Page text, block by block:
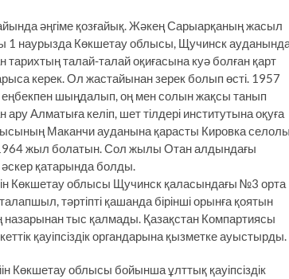
әңгіме қозғайық. Жәкең Сарыарқаның жасыл
1 наурызда Көкшетау облысы, Щучинск
тарихтың талай-талай оқиғасына куә болған қарт
керек. Ол жастайынан зерек болып өсті. 1957
еңбекпен шыңдалып, оң мен солын жақсы танып
Алматыға келіп, шет тілдері институтына оқуға
Маканчи ауданына қарасты Кировка
1964 жыл болатын. Сол жылы Отан алдындағы
қатарында болды.
Көкшетау облысы Щучинск қаласындағы №3 орта
тәртіпті қашанда бірінші орынға қоятын
тыс қалмады. Қазақстан Компартиясы
қауіпсіздік органдарына қызметке ауыстырды.
облысы бойынша ұлттық қауіпсіздік